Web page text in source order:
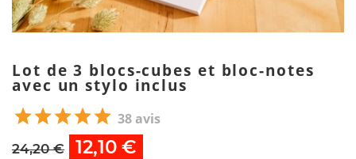
Lot de 3 blocs-cubes et bloc-notes
avec un stylo inclus
38 avis
24,20 € 12,10 €